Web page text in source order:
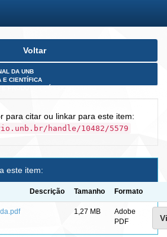
Voltar
DA UNB
E CIENTÍFICA
para citar ou linkar para este item:
handle/10482/5579
este item:
Descrição Tamanho Formato
1,27 MB
Adobe
PDF